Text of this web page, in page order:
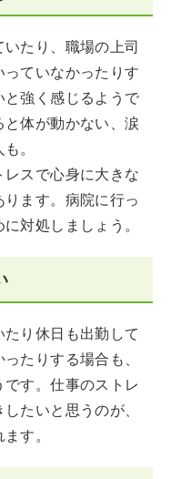
たり、職場の上司
ていなかったりす
強く感じるようで
体が動かない、涙
。
スで心身に大きな
ます。病院に行っ
対処しましょう。
り休日も出勤して
たりする場合も、
す。仕事のストレ
たいと思うのが、
す。